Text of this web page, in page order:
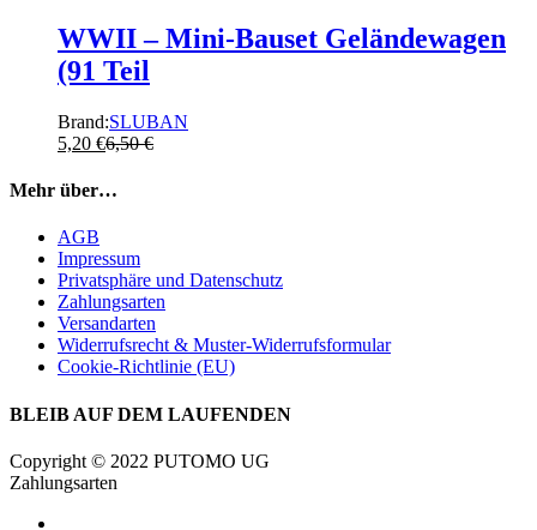
WWII – Mini-Bauset Geländewagen
(91 Teil
Brand:SLUBAN
5,20 €6,50€
Mehr über…
AGB
Impressum
Privatsphäre und Datenschutz
Zahlungsarten
Versandarten
Widerrufsrecht & Muster-Widerrufsformular
Cookie-Richtlinie (EU)
BLEIB AUF DEM LAUFENDEN
Copyright © 2022 PUTOMO UG
Zahlungsarten